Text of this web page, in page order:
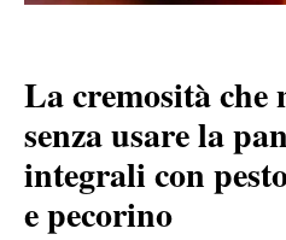
La cremosità che
senza usare la
integrali con
e pecorino